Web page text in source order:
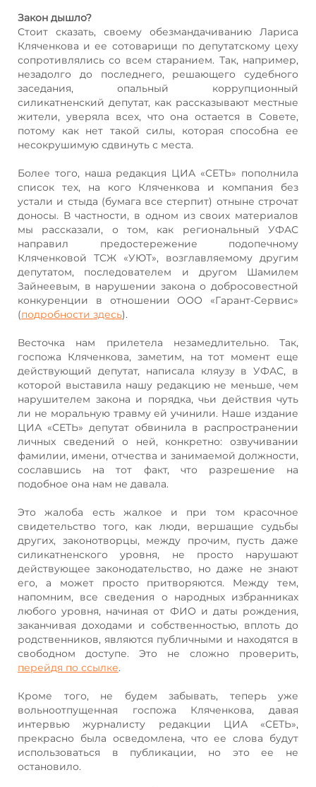
Закон дышло?
Стоит сказать, своему обезмандачиванию Лариса
Кляченкова и ее сотоварищи по депутатскому цеху
сопротивлялись со всем старанием. Так, например,
незадолго до последнего, решающего судебного
заседания, опальный коррупционный
силикатненский депутат, как рассказывают местные
жители, уверяла всех, что она остается в Совете,
потому как нет такой силы, которая способна ее
несокрушимую сдвинуть с места.
Более того, наша редакция ЦИА «СЕТЬ» пополнила
список тех, на кого Кляченкова и компания без
устали и стыда (бумага все стерпит) отныне строчат
доносы. В частности, в одном из своих материалов
мы рассказали, о том, как региональный УФАС
направил предостережение подопечному
Кляченковой ТСЖ «УЮТ», возглавляемому другим
депутатом, последователем и другом Шамилем
Зайнеевым, в нарушении закона о добросовестной
конкуренции в отношении ООО «Гарант-Сервис»
(подробности здесь).
Весточка нам прилетела незамедлительно. Так,
госпожа Кляченкова, заметим, на тот момент еще
действующий депутат, написала кляузу в УФАС, в
которой выставила нашу редакцию не меньше, чем
нарушителем закона и порядка, чьи действия чуть
ли не моральную травму ей учинили. Наше издание
ЦИА «СЕТЬ» депутат обвинила в распространении
личных сведений о ней, конкретно: озвучивании
фамилии, имени, отчества и занимаемой должности,
сославшись на тот факт, что разрешение на
подобное она нам не давала.
Это жалоба есть жалкое и при том красочное
свидетельство того, как люди, вершащие судьбы
других, законотворцы, между прочим, пусть даже
силикатненского уровня, не просто нарушают
действующее законодательство, но даже не знают
его, а может просто притворяются. Между тем,
напомним, все сведения о народных избранниках
любого уровня, начиная от ФИО и даты рождения,
заканчивая доходами и собственностью, вплоть до
родственников, являются публичными и находятся в
свободном доступе. Это не сложно проверить,
перейдя по ссылке.
Кроме того, не будем забывать, теперь уже
вольноотпущенная госпожа Кляченкова, давая
интервью журналисту редакции ЦИА «СЕТЬ»,
прекрасно была осведомлена, что ее слова будут
использоваться в публикации, но это ее не
остановило.